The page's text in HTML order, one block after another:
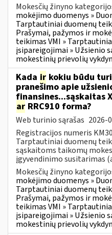
Mokesčių žinyno
mokėjimo duomenys »
Tarptautiniai duomenų
Prašymai, pažymos ir
teikimas VMI »
įsipareigojimai » Užsienio
mokestinių prievolių
Kada ir kokiu būdu
pranešimo apie
finansines...sąskaitas
ar RRC910 forma?
Web turinio sąrašas 2026-
Registracijos numeris
Tarptautiniai duomenų
sąskaitoms taikomų
įgyvendinimo susitarimas
Mokesčių žinyno
mokėjimo duomenys »
Tarptautiniai duomenų
Prašymai, pažymos ir
teikimas VMI »
įsipareigojimai » Užsienio
mokestinių prievolių